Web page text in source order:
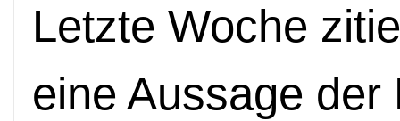
Letzte Woche
eine Aussage